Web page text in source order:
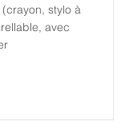
stylo à
avec